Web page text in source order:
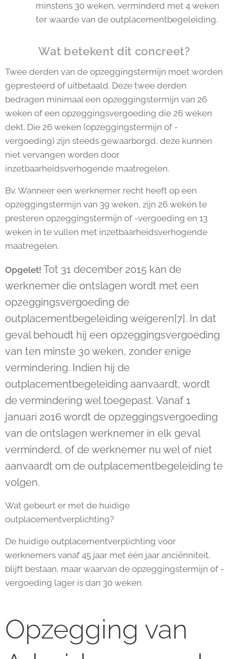
minstens 30 weken, verminderd met 4 weken
ter waarde van de outplacementbegeleiding.
Wat betekent dit concreet?
Twee derden van de opzeggingstermijn moet worden
gepresteerd of uitbetaald. Deze twee derden
bedragen minimaal een opzeggingstermijn van 26
weken of een opzeggingsvergoeding die 26 weken
dekt. Die 26 weken (opzeggingstermijn of -
vergoeding) zijn steeds gewaarborgd, deze kunnen
niet vervangen worden door
inzetbaarheidsverhogende maatregelen.
Bv. Wanneer een werknemer recht heeft op een
opzeggingstermijn van 39 weken, zijn 26 weken te
presteren opzeggingstermijn of -vergoeding en 13
weken in te vullen met inzetbaarheidsverhogende
maatregelen.
Opgelet! Tot 31 december 2015 kan de
werknemer die ontslagen wordt met een
opzeggingsvergoeding de
outplacementbegeleiding weigeren[7]. In dat
geval behoudt hij een opzeggingsvergoeding
van ten minste 30 weken, zonder enige
vermindering. Indien hij de
outplacementbegeleiding aanvaardt, wordt
de vermindering wel toegepast. Vanaf 1
januari 2016 wordt de opzeggingsvergoeding
van de ontslagen werknemer in elk geval
verminderd, of de werknemer nu wel of niet
aanvaardt om de outplacementbegeleiding te
volgen.
Wat gebeurt er met de huidige
outplacementverplichting?
De huidige outplacementverplichting voor
werknemers vanaf 45 jaar met één jaar anciënniteit,
blijft bestaan, maar waarvan de opzeggingstermijn of -
vergoeding lager is dan 30 weken.
Opzegging van